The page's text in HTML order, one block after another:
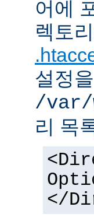
어에
렉토
설정
/var/
리 목
</